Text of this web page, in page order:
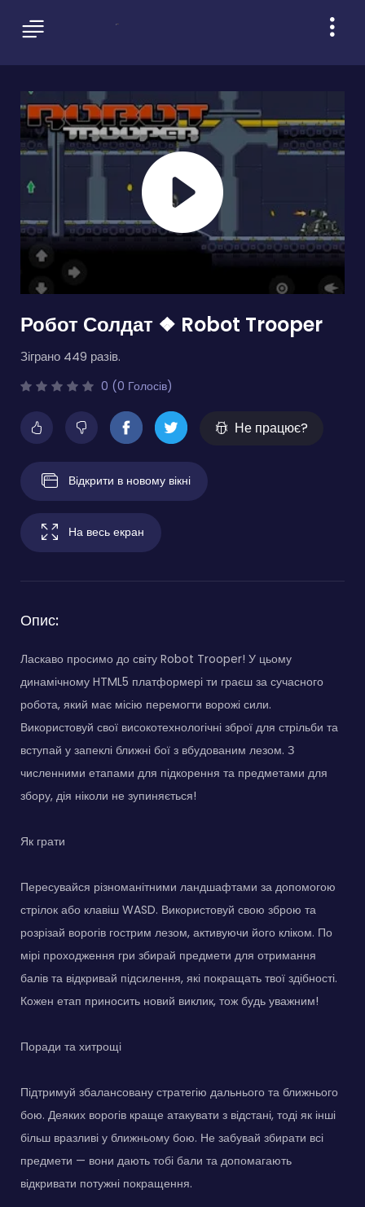
Робот Солдат ❖ Robot Trooper
Зіграно 449 разів.
0 (0 Голосів)
Не працює?
Відкрити в новому вікні
На весь екран
Опис:
Ласкаво просимо до світу Robot Trooper! У цьому
динамічному HTML5 платформері ти граєш за сучасного
робота, який має місію перемогти ворожі сили.
Використовуй свої високотехнологічні зброї для стрільби та
вступай у запеклі ближні бої з вбудованим лезом. З
численними етапами для підкорення та предметами для
збору, дія ніколи не зупиняється!
Як грати
Пересувайся різноманітними ландшафтами за допомогою
стрілок або клавіш WASD. Використовуй свою зброю та
розрізай ворогів гострим лезом, активуючи його кліком. По
мірі проходження гри збирай предмети для отримання
балів та відкривай підсилення, які покращать твої здібності.
Кожен етап приносить новий виклик, тож будь уважним!
Поради та хитрощі
Підтримуй збалансовану стратегію дальнього та ближнього
бою. Деяких ворогів краще атакувати з відстані, тоді як інші
більш вразливі у ближньому бою. Не забувай збирати всі
предмети — вони дають тобі бали та допомагають
відкривати потужні покращення.